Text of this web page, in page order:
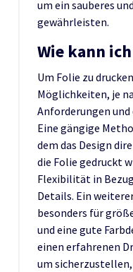
um ein sauberes
gewährleisten.
Wie kann
Um Folie zu
Möglichkeiten, je
Anforderungen
Eine gängige
dem das Design
die Folie gedruckt
Flexibilität in
Details. Ein
besonders für
und eine gute
einen erfahrenen
um sicherzustellen,